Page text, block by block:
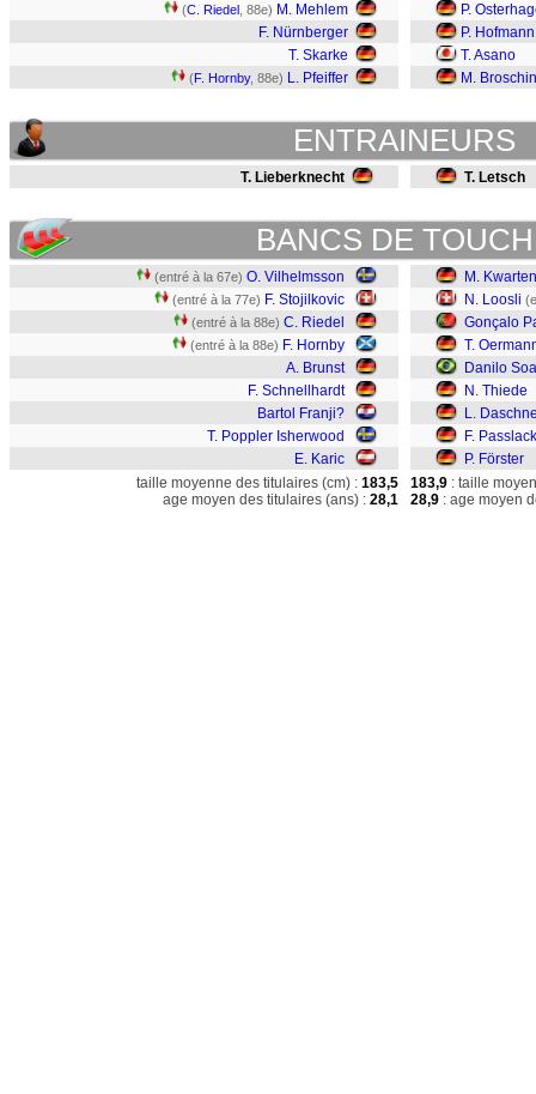
(C. Riedel , 88e) M. Mehlem
F. Nürnberger
T. Skarke
(F. Hornby, 88e) L. Pfeiffer
P.
P. Hofmann
T. Asano
M.
ENTRAINEURS
T. Lieberknecht T. Letsch
BANCS DE
(entré à la 67e) O. Vilhelmsson
(entré à la 77e) F. Stojilkovic
(entré à la 88e) C. Riedel
(entré à la 88e) F. Hornby
A. Brunst
F. Schnellhardt
Bartol Franji?
T. Poppler Isherwood
E. Karic
M.
N. Loosli
Gonçalo
T.
Danilo
N. Thiede
L.
F. Passlack
P. Förster
taille moyenne des titulaires (cm) : 183,5
age moyen des titulaires (ans) : 28,1
183,9 : taille
28,9 : age moyen